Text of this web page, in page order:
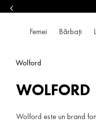
Femei Bărbați
Wolford
WOLFORD
Wolford este un brand